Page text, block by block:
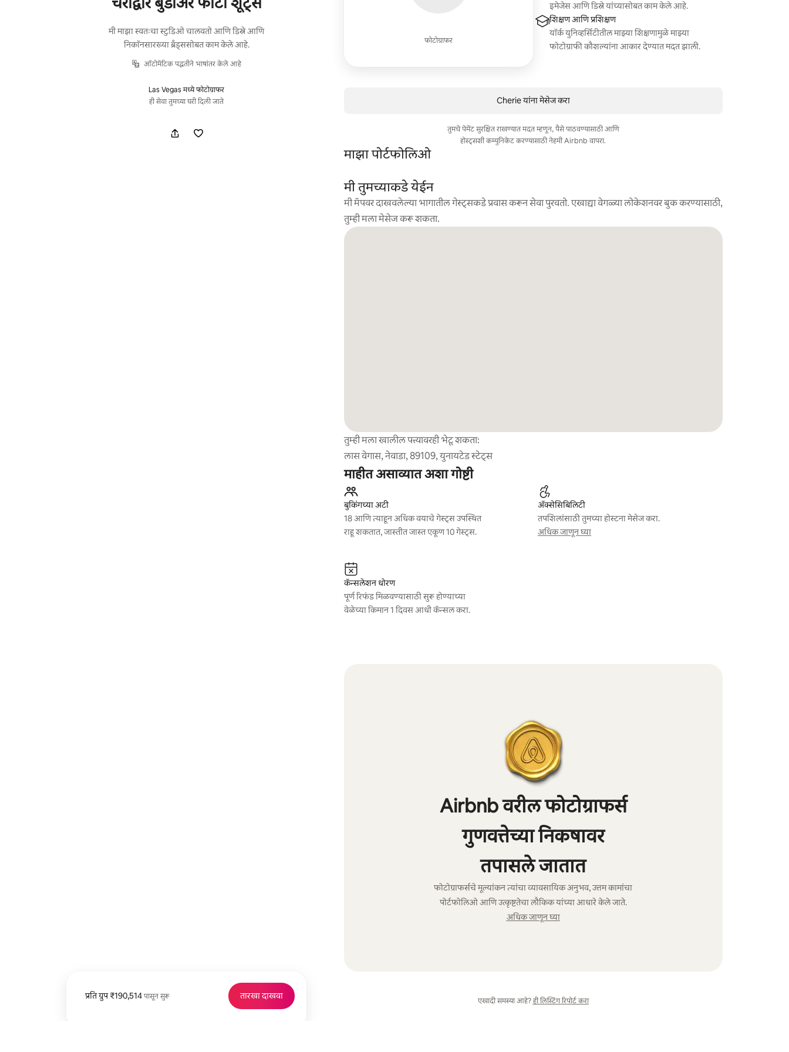
मी माझा स्वतःचा स्टुडिओ चालवतो आणि डिस्ने आणि
निकॉनसारख्या ब्रँड्ससोबत काम केले आहे.
ऑटोमॅटिक पद्धतीने भाषांतर केले आहे
Las Vegas मध्ये फोटोग्राफर
ही सेवा तुमच्या घरी दिली जाते
प्रति ग्रुप ₹190,514 पासून सुरू
प्रति ग्रुप ₹190,514 पासून तारखा दाखवा
फोटोग्राफर
इमेजेस आणि डिस्ने यांच्यासोबत काम केले आहे.
शिक्षण आणि प्रशिक्षण
यॉर्क युनिव्हर्सिटीतील माझ्या शिक्षणामुळे माझ्या
फोटोग्राफी कौशल्यांना आकार देण्यात मदत झाली.
Cherie यांना मेसेज करा
तुमचे पेमेंट सुरक्षित राखण्यात मदत म्हणून, पैसे पाठवण्यासाठी आणि
होस्ट्सशी कम्युनिकेट करण्यासाठी नेहमी Airbnb वापरा.
माझा पोर्टफोलिओ
मी तुमच्याकडे येईन
मी मॅपवर दाखवलेल्या भागातील गेस्ट्सकडे प्रवास करून सेवा पुरवतो. एखाद्या वेगळ्या लोकेशनवर बुक करण्यासाठी,
तुम्ही मला मेसेज करू शकता.
तुम्ही मला खालील पत्त्यावरही भेटू शकता:
लास वेगास, नेवाडा, 89109, युनायटेड स्टेट्स
माहीत असाव्यात अशा गोष्टी
बुकिंगच्या अटी
18 आणि त्याहून अधिक वयाचे गेस्ट्स उपस्थित
राहू शकतात, जास्तीत जास्त एकूण 10 गेस्ट्स.
ॲक्सेसिबिलिटी
तपशिलांसाठी तुमच्या होस्टना मेसेज करा.
अधिक जाणून घ्या
कॅन्सलेशन धोरण
पूर्ण रिफंड मिळवण्यासाठी सुरू होण्याच्या
वेळेच्या किमान 1 दिवस आधी कॅन्सल करा.
Airbnb वरील फोटोग्राफर्स
गुणवत्तेच्या निकषावर
तपासले जातात
फोटोग्राफर्सचे मूल्यांकन त्यांचा व्यावसायिक अनुभव, उत्तम कामांचा
पोर्टफोलिओ आणि उत्कृष्टतेचा लौकिक यांच्या आधारे केले जाते.
अधिक जाणून घ्या
एखादी समस्या आहे? ही लिस्टिंग रिपोर्ट करा